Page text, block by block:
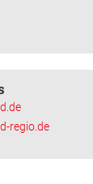
regio.de